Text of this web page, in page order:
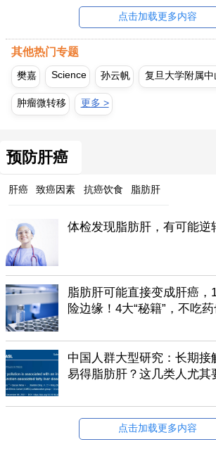
点击加载更多内容
其他热门专题
樊嘉 Science 孙云帆 复旦大学附属中
肿瘤微转移 更多 >
预防肝癌
肝癌 致癌因素 抗癌饮食 脂肪肝
体检发现脂肪肝，有可能逆
脂肪肝可能直接变成肝癌，
险边缘！4大“秘籍”，不吃
中国人群大型研究：长期接
易得脂肪肝？这几类人尤其
点击加载更多内容